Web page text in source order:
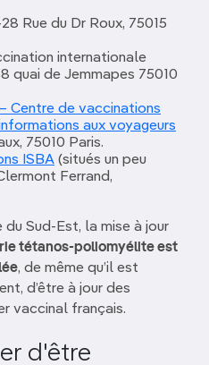
Rue du Dr Roux, 75015
internationale
quai de Jemmapes 75010
Centre de vaccinations
aux voyageurs
75010 Paris.
ISBA (situés un peu
Ferrand,
du Sud-Est, la mise à jour
tétanos-poliomyélite est
, de même qu’il est
d’être à jour des
vaccinal français.
d'être